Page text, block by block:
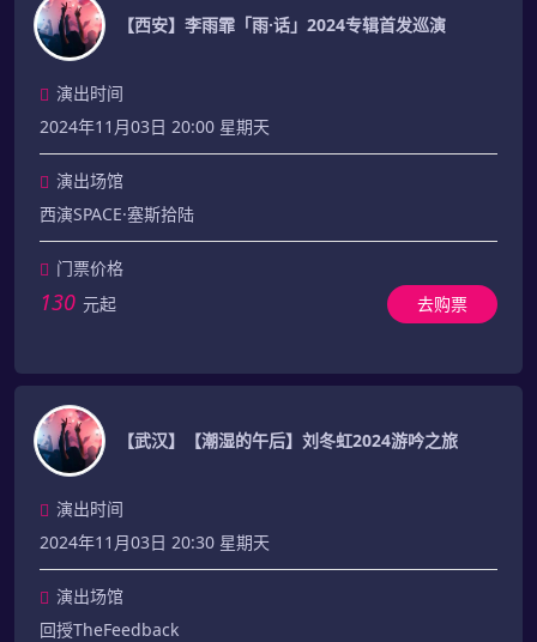
【西安】李雨霏「雨·话」2024专辑首发巡演
演出时间
2024年11月03日 20:00 星期天
演出场馆
西演SPACE·塞斯拾陆
门票价格
130 元起 去购票
【武汉】【潮湿的午后】刘冬虹2024游吟之旅
演出时间
2024年11月03日 20:30 星期天
演出场馆
回授TheFeedback